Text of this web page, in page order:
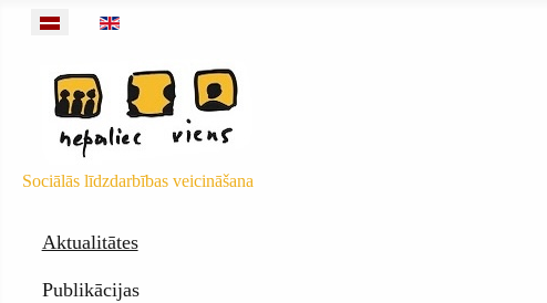
Izvēlieties valodu
Sociālās līdzdarbības veicināšana
Aktualitātes
Publikācijas